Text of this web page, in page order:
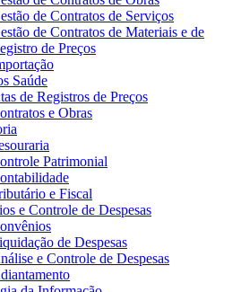
de Contratos de Serviços
de Contratos de Materiais e de
de Preços
Saúde
de Registros de Preços
e Obras
Patrimonial
e Fiscal
e Controle de Despesas
de Despesas
e Controle de Despesas